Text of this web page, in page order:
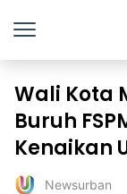
Wali Kota
Buruh
Kenaikan
Newsurban